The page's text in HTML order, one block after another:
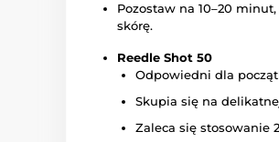
Pozostaw na 10–20
skórę.
Reedle Shot 50
Odpowiedni dla
Skupia się na
Zaleca się stosowanie